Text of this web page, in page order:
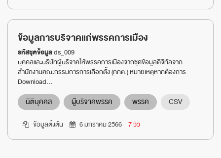
ข้อมูลการบริจาคแก่พรรคการเมือง
รหัสชุดข้อมูลds_009
บุคคลและบริษัทผู้บริจาคให้พรรคการเมืองจากชุดข้อมูลดิจิทัลจาก
สำนักงานคณะกรรมการการเลือกตั้ง (กกต.) หมายเหตุหากต้องการ
Download...
นิติบุคคล ผู้บริจาคพรรค พรรค CSV
ข้อมูลตั้งต้น 6 มกราคม 2566 7 วิว